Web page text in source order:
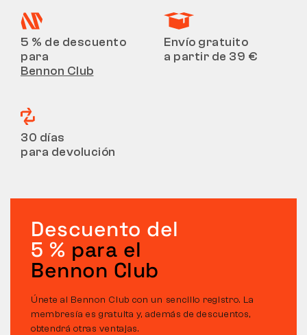
5 % de descuento
para
Bennon Club
Envío gratuito
a partir de 39 €
30 días
para devolución
Descuento del
5 % para el
Bennon Club
Únete al Bennon Club con un sencillo registro. La
membresía es gratuita y, además de descuentos,
obtendrá otras ventajas.